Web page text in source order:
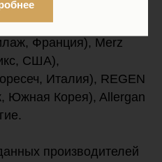
- Belotero (Белотеро,
Франция), Merz
США),
Италия), REGEN
Южная Корея), Allergan
производителей